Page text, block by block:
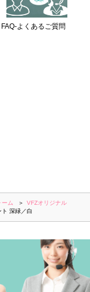
FAQ-よくあるご質問
ーム
VFZオリジナル
深緑／白